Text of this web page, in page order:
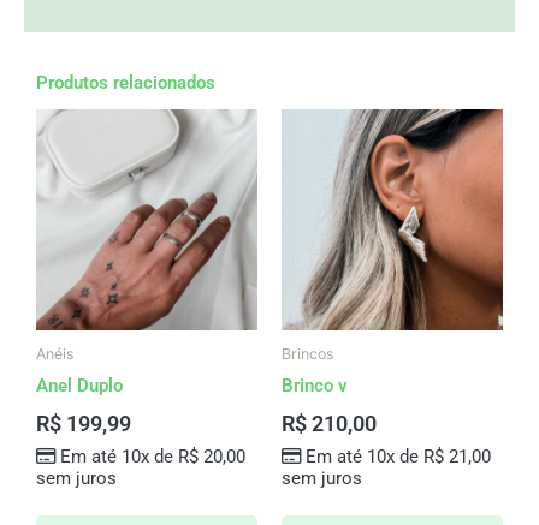
Produtos relacionados
Anéis
Anel Duplo
R$ 199,99
Em até 10x de R$20,00
sem juros
Brincos
Brinco v
R$210,00
Em até 10x de R$21,00
sem juros